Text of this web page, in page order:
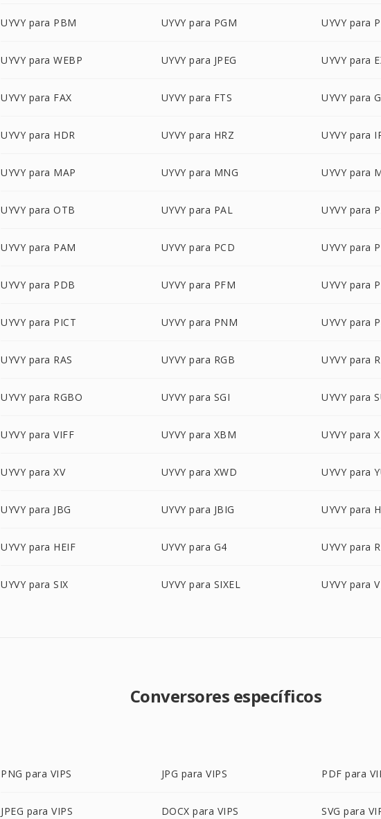
UYVY para PBM UYVY para PGM UYVY para
UYVY para WEBP UYVY para JPEG UYVY para
UYVY para FAX UYVY para FTS UYVY para
UYVY para HDR UYVY para HRZ UYVY para
UYVY para MAP UYVY para MNG UYVY para
UYVY para OTB UYVY para PAL UYVY para
UYVY para PAM UYVY para PCD UYVY para
UYVY para PDB UYVY para PFM UYVY para
UYVY para PICT UYVY para PNM UYVY para
UYVY para RAS UYVY para RGB UYVY para
UYVY para RGBO UYVY para SGI UYVY para
UYVY para VIFF UYVY para XBM UYVY para
UYVY para XV UYVY para XWD UYVY para
UYVY para JBG UYVY para JBIG UYVY para
UYVY para HEIF UYVY para G4 UYVY para
UYVY para SIX UYVY para SIXEL UYVY para
Conversores específicos
PNG para VIPS JPG para VIPS PDF para
JPEG para VIPS DOCX para VIPS SVG para